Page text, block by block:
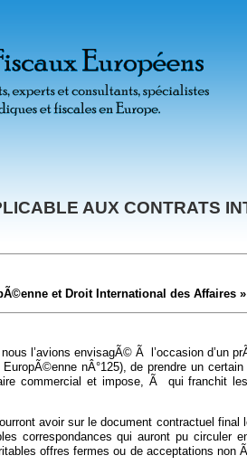
AUX CONTRATS
et Droit International des Affaires »
nous l’avions envisagÃ© Ã l’occasion d’un
nÂ°125), de prendre un
commercial et impose, Ã qui franchit les
avoir sur le document contractuel
correspondances qui auront pu circuler
offres fermes ou de acceptations non